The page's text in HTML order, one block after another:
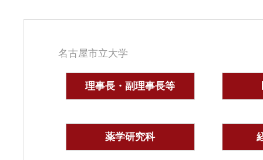
名古屋市立大学
理事長・副理事長等
薬学研究科